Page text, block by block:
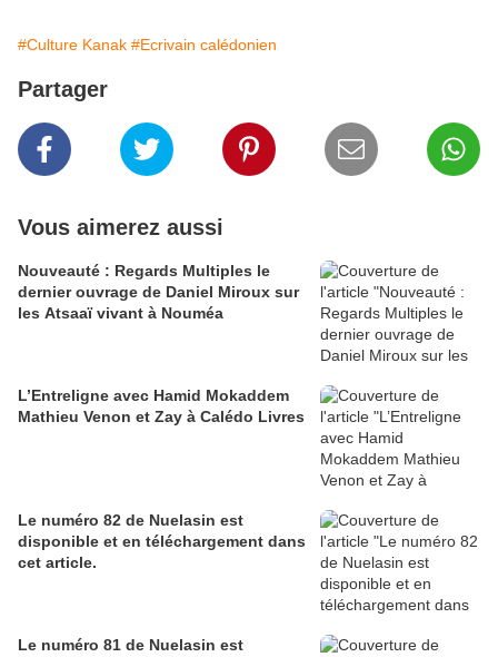
#Culture Kanak #Ecrivain calédonien
Partager
Vous aimerez aussi
Nouveauté : Regards Multiples le
dernier ouvrage de Daniel Miroux sur
les Atsaaï vivant à Nouméa
L’Entreligne avec Hamid Mokaddem
Mathieu Venon et Zay à Calédo Livres
Le numéro 82 de Nuelasin est
disponible et en téléchargement dans
cet article.
Le numéro 81 de Nuelasin est